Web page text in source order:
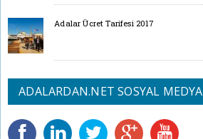
Adalar Ücret Tarifesi 2017
ADALARDAN.NET SOSYAL MEDYA